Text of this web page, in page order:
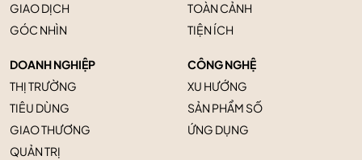
GIAO DỊCH
GÓC NHÌN
TOÀN CẢNH
TIỆN ÍCH
DOANH NGHIỆP
THỊ TRƯỜNG
TIÊU DÙNG
GIAO THƯƠNG
QUẢN TRỊ
CÔNG NGHỆ
XU HƯỚNG
SẢN PHẨM SỐ
ỨNG DỤNG